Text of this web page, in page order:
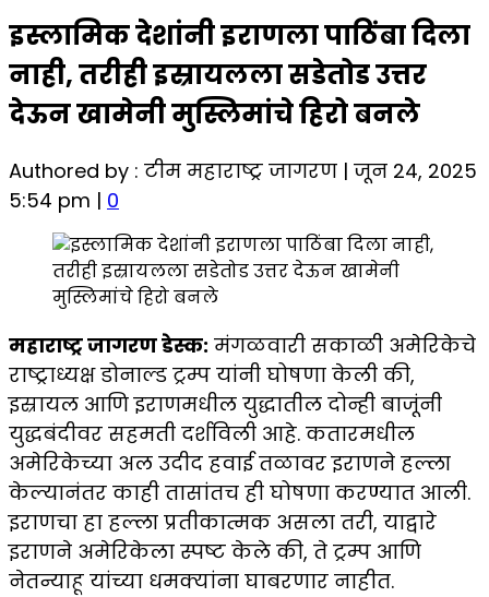
इस्लामिक देशांनी इराणला पाठिंबा दिला
नाही, तरीही इस्रायलला सडेतोड उत्तर
देऊन खामेनी मुस्लिमांचे हिरो बनले
Authored by : टीम महाराष्ट्र जागरण | जून 24, 2025
5:54 pm | 0
महाराष्ट्र जागरण डेस्क: मंगळवारी सकाळी अमेरिकेचे
राष्ट्राध्यक्ष डोनाल्ड ट्रम्प यांनी घोषणा केली की,
इस्रायल आणि इराणमधील युद्धातील दोन्ही बाजूंनी
युद्धबंदीवर सहमती दर्शविली आहे. कतारमधील
अमेरिकेच्या अल उदीद हवाई तळावर इराणने हल्ला
केल्यानंतर काही तासांतच ही घोषणा करण्यात आली.
इराणचा हा हल्ला प्रतीकात्मक असला तरी, याद्वारे
इराणने अमेरिकेला स्पष्ट केले की, ते ट्रम्प आणि
नेतन्याहू यांच्या धमक्यांना घाबरणार नाहीत.